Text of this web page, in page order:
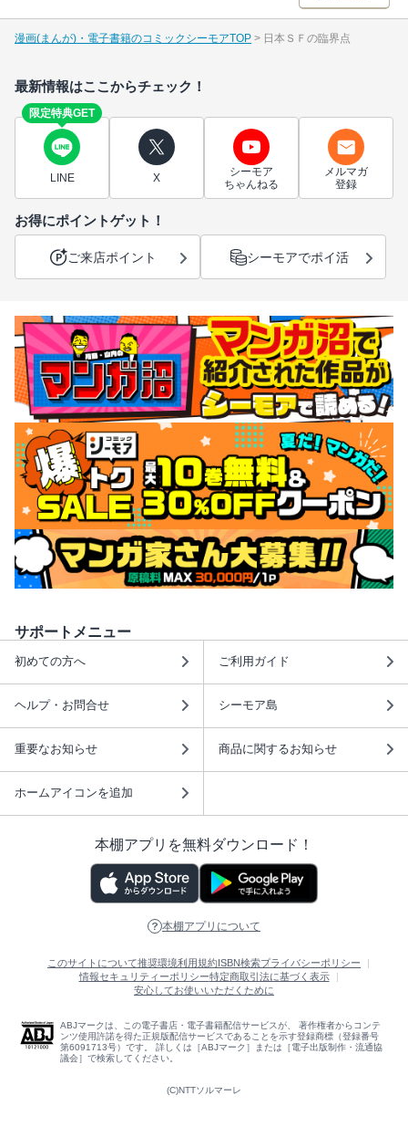
漫画(まんが)・電子書籍のコミックシーモアTOP 日本ＳＦの臨界点
最新情報はここからチェック！
限定特典GET
LINE X
シーモア
ちゃんねる
メルマガ
登録
お得にポイントゲット！
ご来店ポイント シーモアでポイ活
サポートメニュー
初めての方へ ご利用ガイド
ヘルプ・お問合せ シーモア島
重要なお知らせ 商品に関するお知らせ
ホームアイコンを追加
本棚アプリを無料ダウンロード！
本棚アプリについて
このサイトについて推奨環境利用規約 ISBN検索プライバシーポリシー
情報セキュリティーポリシー特定商取引法に基づく表示
安心してお使いいただくために
ABJマークは、この電子書店・電子書籍配信サービスが、 著作権者からコンテ
ンツ使用許諾を得た正規版配信サービスであることを示す登録商標（登録番号
第6091713号）です。 詳しくは［ABJマーク］または［電子出版制作・流通協
議会］で検索してください。
(C)NTTソルマーレ